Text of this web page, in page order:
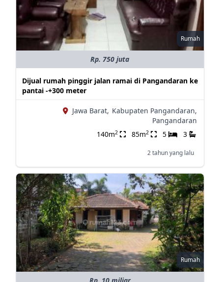
Rumah
Rp. 750 juta
Dijual rumah pinggir jalan ramai di Pangandaran ke
pantai -+300 meter
Jawa Barat, Kabupaten Pangandaran,
Pangandaran
140m2 85m2 5 3
2 tahun yang lalu
Rumah